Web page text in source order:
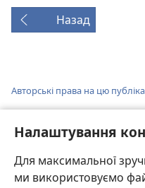
Налаштування
Для максимальної
ми використовуємо
Назад
Авторські права на цю
Copyright©2026Watch Tower
Pennsylvania.
УМОВИ ВИКОРИСТАННЯ |
НАЛАШТУВАННЯ